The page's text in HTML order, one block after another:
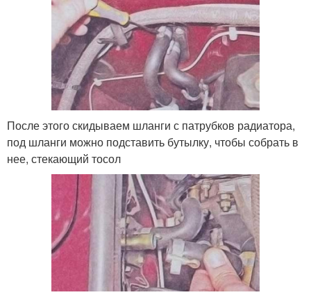
После этого скидываем шланги с патрубков радиатора,
под шланги можно подставить бутылку, чтобы собрать в
нее, стекающий тосол